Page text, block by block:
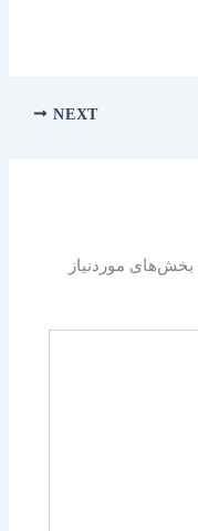
NEXT
بخش‌های موردنیاز